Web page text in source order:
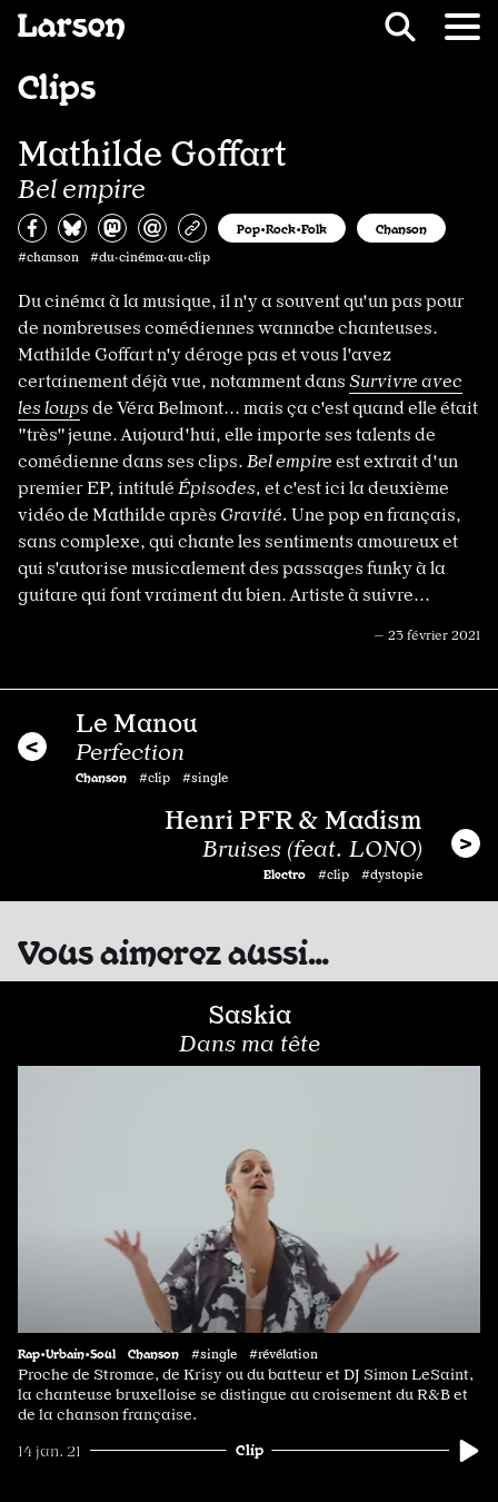
Fil d’ariane
Clips
Mathilde Goffart
Bel empire
Partagez sur Facebook
Partager sur Bluesky
Partager sur Mastodon
Partagez par e-mail
Copiez l’urlPop•Rock•Folk
Chanson
#chanson #du·cinéma·au·clip
Du cinéma à la musique, il n'y a souvent qu'un pas pour
de nombreuses comédiennes wannabe chanteuses.
Mathilde Goffart n'y déroge pas et vous l'avez
certainement déjà vue, notamment dans Survivre avec
les loups de Véra Belmont... mais ça c'est quand elle était
"très" jeune. Aujourd'hui, elle importe ses talents de
comédienne dans ses clips. Bel empire est extrait d'un
premier EP, intitulé Épisodes, et c'est ici la deuxième
vidéo de Mathilde après Gravité. Une pop en français,
sans complexe, qui chante les sentiments amoureux et
qui s'autorise musicalement des passages funky à la
guitare qui font vraiment du bien. Artiste à suivre...
— 23 février 2021
Le Manou
Perfection
Chanson #clip #single
Henri PFR & Madism
Bruises (feat. LONO)
Electro #clip #dystopie
Vous aimerez aussi…
Saskia
Dans ma tête
Rap•Urbain•Soul Chanson #single #révélation
Proche de Stromae, de Krisy ou du batteur et DJ Simon LeSaint,
la chanteuse bruxelloise se distingue au croisement du R&B et
de la chanson française.
14 jan. 21 Clip